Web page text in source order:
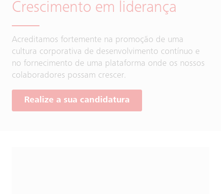
Crescimento em liderança
Acreditamos fortemente na promoção de uma
cultura corporativa de desenvolvimento contínuo e
no fornecimento de uma plataforma onde os nossos
colaboradores possam crescer.
Realize a sua candidatura